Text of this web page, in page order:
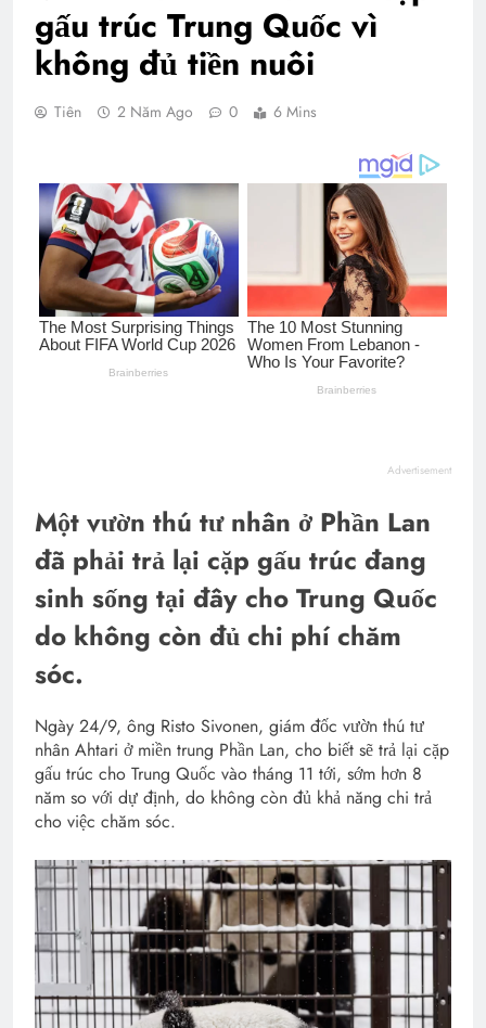
gấu trúc Trung Quốc vì
không đủ tiền nuôi
Tiên 2 Năm Ago 0 6 Mins
Advertisement
Một vườn thú tư nhân ở Phần Lan
đã phải trả lại cặp gấu trúc đang
sinh sống tại đây cho Trung Quốc
do không còn đủ chi phí chăm
sóc.
Ngày 24/9, ông Risto Sivonen, giám đốc vườn thú tư
nhân Ahtari ở miền trung Phần Lan, cho biết sẽ trả lại cặp
gấu trúc cho Trung Quốc vào tháng 11 tới, sớm hơn 8
năm so với dự định, do không còn đủ khả năng chi trả
cho việc chăm sóc.